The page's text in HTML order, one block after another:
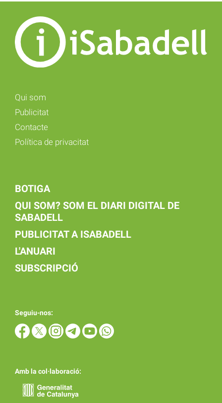
Qui som
Publicitat
Contacte
Política de privacitat
BOTIGA
QUI SOM? SOM EL DIARI DIGITAL DE
SABADELL
PUBLICITAT A ISABADELL
L'ANUARI
SUBSCRIPCIÓ
Seguiu-nos:
Amb la col·laboració: